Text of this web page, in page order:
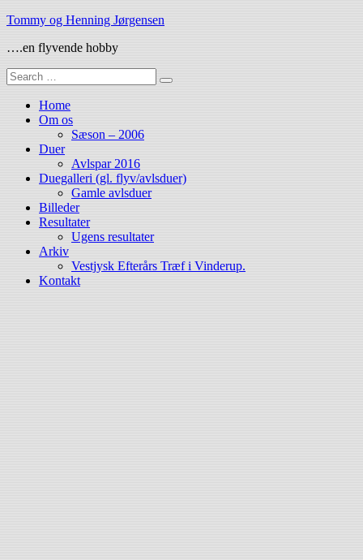
Skip
content
Tommy og Henning Jørgensen
….en flyvende hobby
Search
for:
Home
Om os
Sæson – 2006
Duer
Avlspar 2016
Duegalleri (gl. flyv/avlsduer)
Gamle avlsduer
Billeder
Resultater
Ugens resultater
Arkiv
Vestjysk Efterårs Træf i Vinderup.
Kontakt